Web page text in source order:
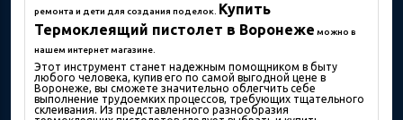
ремонта и дети для создания поделок. Купить
Термоклеящий пистолет в Воронеже можно в
нашем интернет магазине.
Этот инструмент станет надежным помощником в быту
любого человека, купив его по самой выгодной цене в
Воронеже, вы сможете значительно облегчить себе
выполнение трудоемких процессов, требующих тщательного
склеивания. Из представленного разнообразия